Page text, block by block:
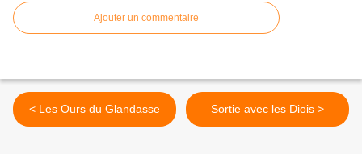
Ajouter un commentaire
< Les Ours du Glandasse Sortie avec les Diois >